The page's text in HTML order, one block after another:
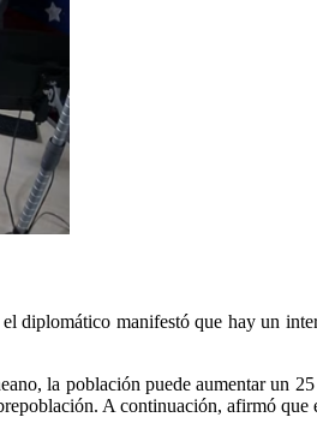
manifestó que hay un
la población puede aumentar un
A continuación, afirmó